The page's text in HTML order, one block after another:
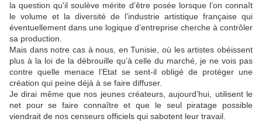
la question qu'il soulève mérite d’être posée lorsque l’on connaît
le volume et la diversité de l’industrie artistique française qui
éventuellement dans une logique d’entreprise cherche à contrôler
sa production.
Mais dans notre cas à nous, en Tunisie, où les artistes obéissent
plus à la loi de la débrouille qu’à celle du marché, je ne vois pas
contre quelle menace l’Etat se sent-il obligé de protéger une
création qui peine déjà à se faire diffuser.
Je dirai même que nos jeunes créateurs, aujourd’hui, utilisent le
net pour se faire connaître et que le seul piratage possible
viendrait de nos censeurs officiels qui sabotent leur travail.